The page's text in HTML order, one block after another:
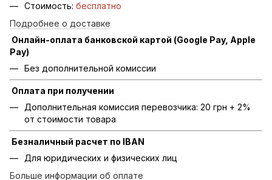
Стоимость: бесплатно
Подробнее о доставке
Онлайн-оплата банковской картой (Google Pay, Apple
Pay)
Без дополнительной комиссии
Оплата при получении
Дополнительная комиссия перевозчика: 20 грн + 2%
от стоимости товара
Безналичный расчет по IBAN
Для юридических и физических лиц
Больше информации об оплате